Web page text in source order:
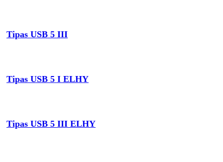
Tipas USB 5 III
Tipas USB 5 I ELHY
Tipas USB 5 III ELHY